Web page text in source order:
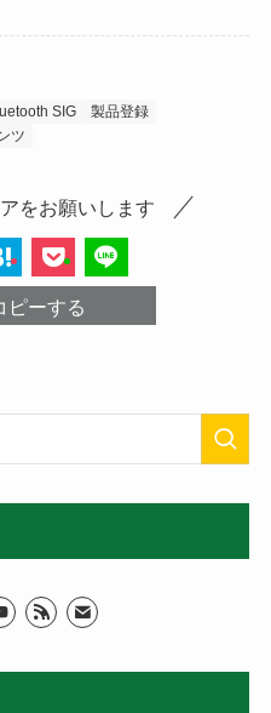
SIG
製品登録
ツ
をお願いします
ピーする